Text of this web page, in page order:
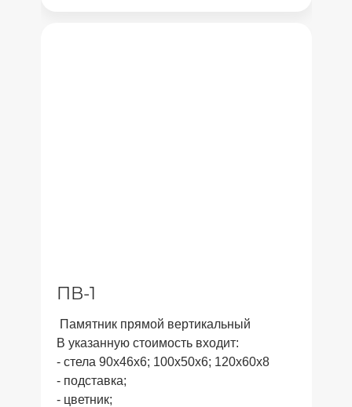
ПВ-1
Памятник прямой вертикальный
В указанную стоимость входит:
- стела 90x46x6; 100x50x6; 120x60x8
- подставка;
- цветник;